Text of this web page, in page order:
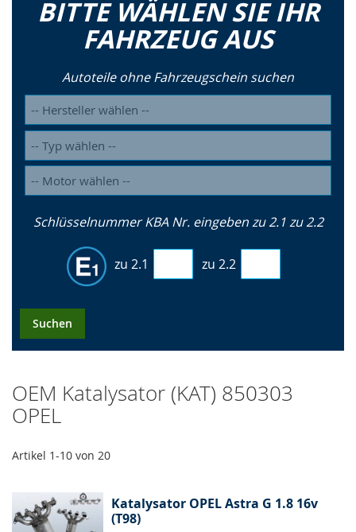
BITTE WÄHLEN SIE IHR
FAHRZEUG AUS
Autoteile ohne Fahrzeugschein suchen
Schlüsselnummer KBA Nr. eingeben zu 2.1 zu 2.2
zu 2.1 zu 2.2
Suchen
OEM Katalysator (KAT) 850303
OPEL
Artikel 1-10 von 20
Katalysator OPEL Astra G 1.8 16v
(T98)